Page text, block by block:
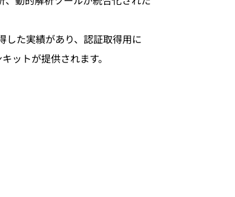
した実績があり、認証取得用に
ットが提供されます。